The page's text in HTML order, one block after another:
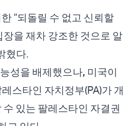
“되돌릴 수 없고 신뢰할
을 재차 강조한 것으로 알
혔다.
성을 배제했으나, 미국이
스타인 자치정부(PA)가 개
있는 팔레스타인 자결권